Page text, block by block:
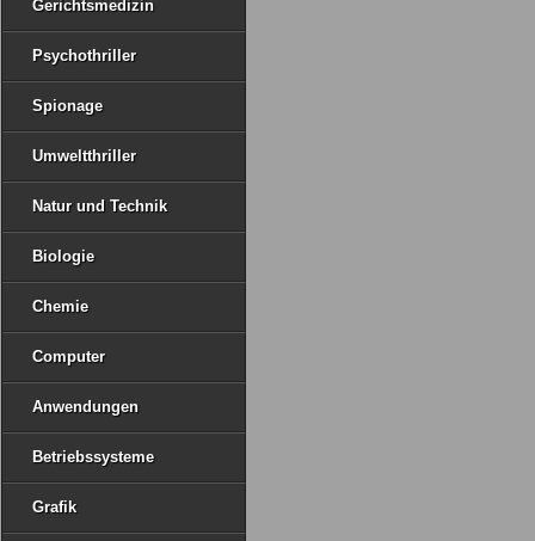
Gerichtsmedizin
Psychothriller
Spionage
Umweltthriller
Natur und Technik
Biologie
Chemie
Computer
Anwendungen
Betriebssysteme
Grafik